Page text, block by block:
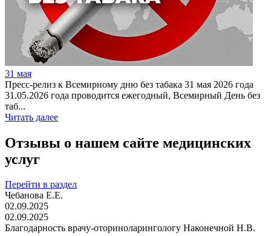
31 мая
Пресс-релиз к Всемирному дню без табака 31 мая 2026 года
31.05.2026 года проводится ежегодный, Всемирный День без
таб...
Читать далее
Отзывы о нашем сайте медицинских
услуг
Перейти в раздел
Чебанова Е.Е.
02.09.2025
02.09.2025
Благодарность врачу-оториноларингологу Наконечной Н.В.